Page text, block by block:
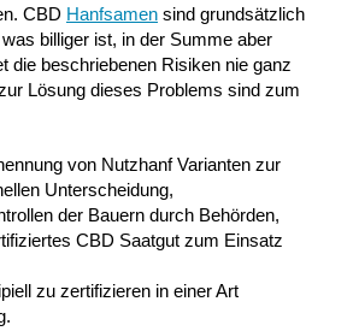
CBD Hanfsamen sind grundsätzlich
billiger ist, in der Summe aber
die beschriebenen Risiken nie ganz
Lösung dieses Problems sind zum
von Nutzhanf Varianten zur
Unterscheidung,
der Bauern durch Behörden,
CBD Saatgut zum Einsatz
zu zertifizieren in einer Art